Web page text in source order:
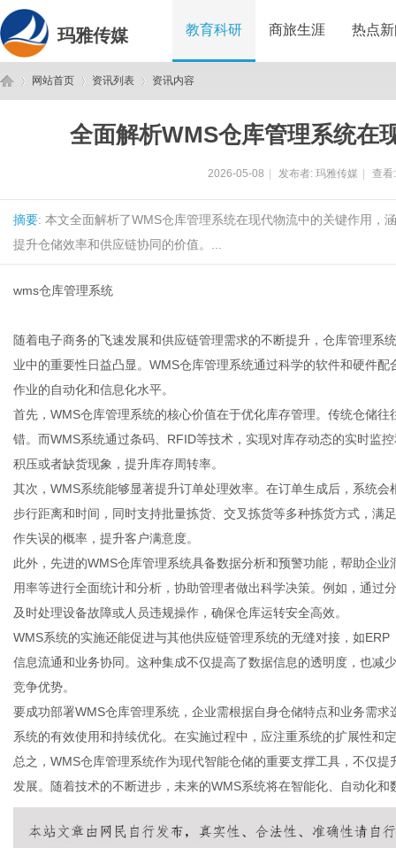
玛雅传媒 教育科研 商旅生涯 热点
网站首页 资讯列表 资讯内容
全面解析WMS仓库管理系统在
2026-05-08 发布者: 玛雅传媒 查
摘要: 本文全面解析了WMS仓库管理系统在现代物流中的关键作用，
提升仓储效率和供应链协同的价值。...
wms仓库管理系统
随着电子商务的飞速发展和供应链管理需求的不断提升，仓库管理
业中的重要性日益凸显。WMS仓库管理系统通过科学的软件和硬件
作业的自动化和信息化水平。
首先，WMS仓库管理系统的核心价值在于优化库存管理。传统仓储
错。而WMS系统通过条码、RFID等技术，实现对库存动态的实时监
积压或者缺货现象，提升库存周转率。
其次，WMS系统能够显著提升订单处理效率。在订单生成后，系统
步行距离和时间，同时支持批量拣货、交叉拣货等多种拣货方式，满
作失误的概率，提升客户满意度。
此外，先进的WMS仓库管理系统具备数据分析和预警功能，帮助企
用率等进行全面统计和分析，协助管理者做出科学决策。例如，通过
及时处理设备故障或人员违规操作，确保仓库运转安全高效。
WMS系统的实施还能促进与其他供应链管理系统的无缝对接，如
信息流通和业务协同。这种集成不仅提高了数据信息的透明度，也减
竞争优势。
要成功部署WMS仓库管理系统，企业需根据自身仓储特点和业务需
系统的有效使用和持续优化。在实施过程中，应注重系统的扩展性和
总之，WMS仓库管理系统作为现代智能仓储的重要支撑工具，不仅
发展。随着技术的不断进步，未来的WMS系统将在智能化、自动化